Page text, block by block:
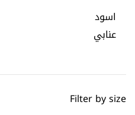
اسود
عنابي
Filter by size